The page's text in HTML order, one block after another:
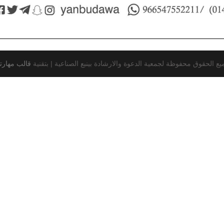
الحقوق محفوظة لجمعية الدعوة والارشادة بينبع الصناعية | بتقنية قالب